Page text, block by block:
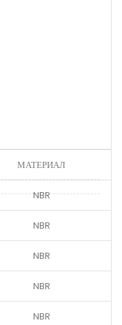
МАТЕРИАЛ
NBR
NBR
NBR
NBR
NBR